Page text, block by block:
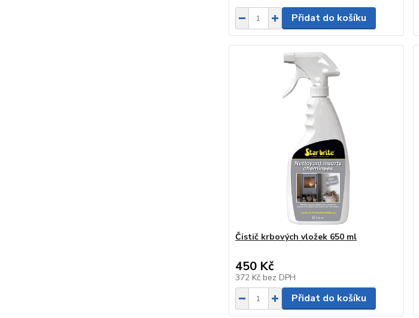
Přidat do košíku
Čistič krbových vložek 650 ml
450 Kč
372 Kč bez DPH
Přidat do košíku